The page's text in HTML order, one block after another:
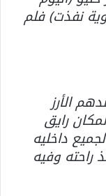
نفذت) فلم
الأرز
رايق
داخليه
راحته وفيه